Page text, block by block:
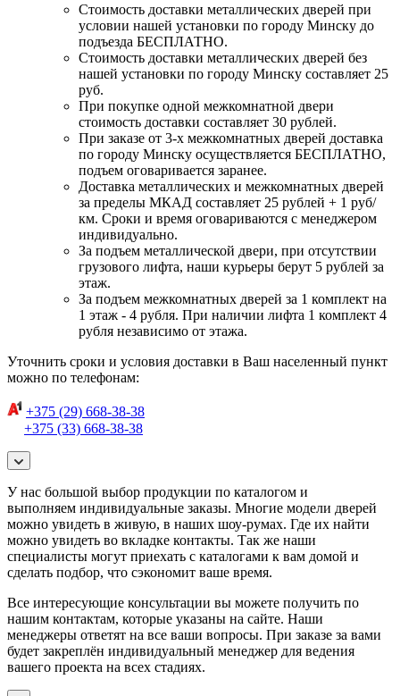
Стоимость доставки металлических дверей при
условии нашей установки по городу Минску до
подъезда БЕСПЛАТНО.
Стоимость доставки металлических дверей без
нашей установки по городу Минску составляет 25
руб.
При покупке одной межкомнатной двери
стоимость доставки составляет 30 рублей.
При заказе от 3-х межкомнатных дверей доставка
по городу Минску осуществляется БЕСПЛАТНО,
подъем оговаривается заранее.
Доставка металлических и межкомнатных дверей
за пределы МКАД составляет 25 рублей + 1 руб/
км. Сроки и время оговариваются с менеджером
индивидуально.
За подъем металлической двери, при отсутствии
грузового лифта, наши курьеры берут 5 рублей за
этаж.
За подъем межкомнатных дверей за 1 комплект на
1 этаж - 4 рубля. При наличии лифта 1 комплект 4
рубля независимо от этажа.
Уточнить сроки и условия доставки в Ваш населенный пункт
можно по телефонам:
+375 (29) 668-38-38
+375 (33) 668-38-38
У нас большой выбор продукции по каталогом и
выполняем индивидуальные заказы. Многие модели дверей
можно увидеть в живую, в наших шоу-румах. Где их найти
можно увидеть во вкладке контакты. Так же наши
специалисты могут приехать с каталогами к вам домой и
сделать подбор, что сэкономит ваше время.
Все интересующие консультации вы можете получить по
нашим контактам, которые указаны на сайте. Наши
менеджеры ответят на все ваши вопросы. При заказе за вами
будет закреплён индивидуальный менеджер для ведения
вашего проекта на всех стадиях.